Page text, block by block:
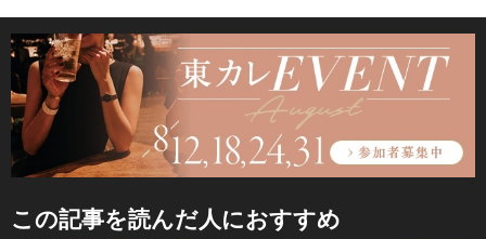
この記事を読んだ人におすすめ